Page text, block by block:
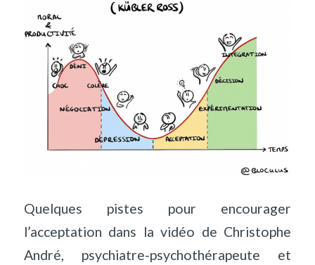
Quelques pistes pour encourager
l’acceptation dans la vidéo de Christophe
André , psychiatre-psychothérapeute et